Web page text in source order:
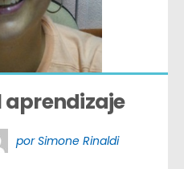
aprendizaje
por Simone Rinaldi